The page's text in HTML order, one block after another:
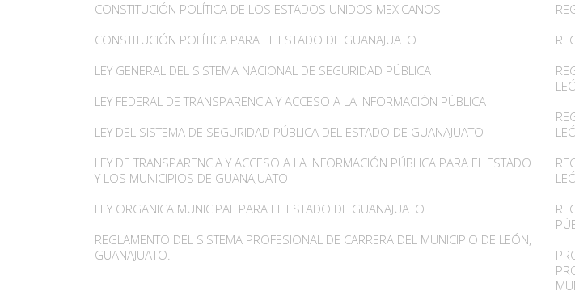
CONSTITUCIÓN POLÍTICA DE LOS ESTADOS UNIDOS MEXICANOS
CONSTITUCIÓN POLÍTICA PARA EL ESTADO DE GUANAJUATO
LEY GENERAL DEL SISTEMA NACIONAL DE SEGURIDAD PÚBLICA
LEY FEDERAL DE TRANSPARENCIA Y ACCESO A LA INFORMACIÓN PÚBLICA
LEY DEL SISTEMA DE SEGURIDAD PÚBLICA DEL ESTADO DE GUANAJUATO
LEY DE TRANSPARENCIA Y ACCESO A LA INFORMACIÓN PÚBLICA PARA EL ESTADO
Y LOS MUNICIPIOS DE GUANAJUATO
LEY ORGANICA MUNICIPAL PARA EL ESTADO DE GUANAJUATO
REGLAMENTO DEL SISTEMA PROFESIONAL DE CARRERA DEL MUNICIPIO DE LEÓN,
GUANAJUATO.